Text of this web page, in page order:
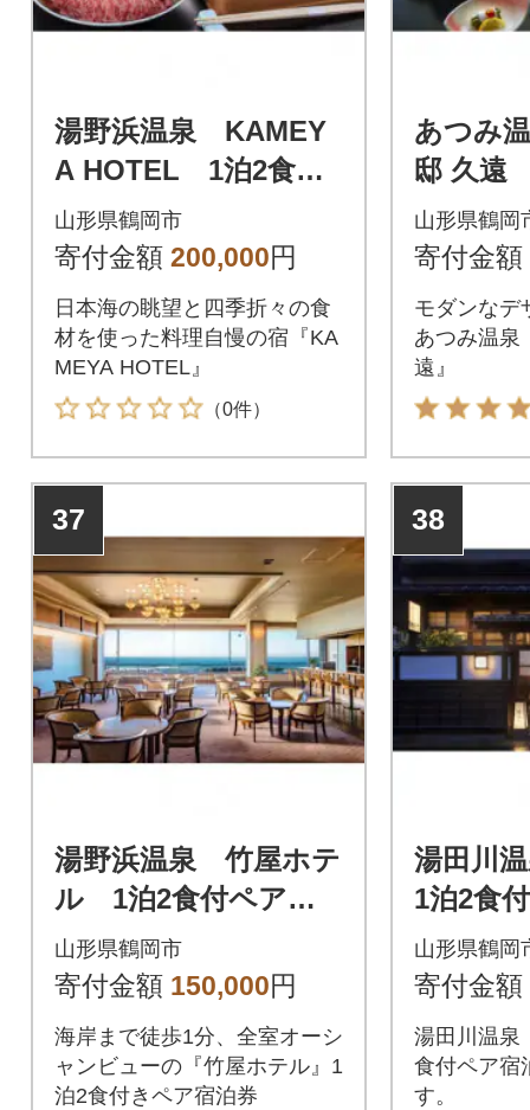
湯野浜温泉 KAMEY
A HOTEL 1泊2食付
ペア宿泊券 【詣で
る つかる 頂きま
山形県鶴岡市
寄付金額 200,000円
日本海の眺望と四季折々の食
材を使った料理自慢の宿『KA
MEYA HOTEL』
（0件）
あつみ
邸 久遠
ア宿泊
つかる
山形県鶴岡
寄付金額
モダンなデ
あつみ温泉
遠』
37
湯野浜温泉 竹屋ホテ
ル 1泊2食付ペア宿
泊券 【詣でる つか
る 頂きますプラ
山形県鶴岡市
寄付金額 150,000円
海岸まで徒歩1分、全室オーシ
ャンビューの『竹屋ホテル』1
泊2食付きペア宿泊券
38
湯田川
1泊2食
【詣
頂きま
山形県鶴岡
寄付金額
湯田川温泉
食付ペア宿
す。